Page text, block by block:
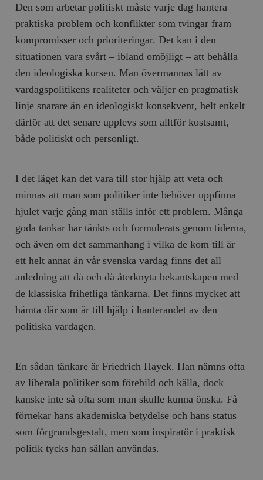
Den som arbetar politiskt måste varje dag hantera
praktiska problem och konflikter som tvingar fram
kompromisser och prioriteringar. Det kan i den
situationen vara svårt – ibland omöjligt – att behålla
den ideologiska kursen. Man övermannas lätt av
vardagspolitikens realiteter och väljer en pragmatisk
linje snarare än en ideologiskt konsekvent, helt enkelt
därför att det senare upplevs som alltför kostsamt,
både politiskt och personligt.
I det läget kan det vara till stor hjälp att veta och
minnas att man som politiker inte behöver uppfinna
hjulet varje gång man ställs inför ett problem. Många
goda tankar har tänkts och formulerats genom tiderna,
och även om det sammanhang i vilka de kom till är
ett helt annat än vår svenska vardag finns det all
anledning att då och då återknyta bekantskapen med
de klassiska frihetliga tänkarna. Det finns mycket att
hämta där som är till hjälp i hanterandet av den
politiska vardagen.
En sådan tänkare är Friedrich Hayek. Han nämns ofta
av liberala politiker som förebild och källa, dock
kanske inte så ofta som man skulle kunna önska. Få
förnekar hans akademiska betydelse och hans status
som förgrundsgestalt, men som inspiratör i praktisk
politik tycks han sällan användas.